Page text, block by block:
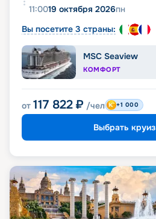
11:0019 октября 2026пн
Вы посетите 3 страны:
MSC Seaview
КОМФОРТ
от 117 822 ₽ /чел +1 000
Выбрать круиз